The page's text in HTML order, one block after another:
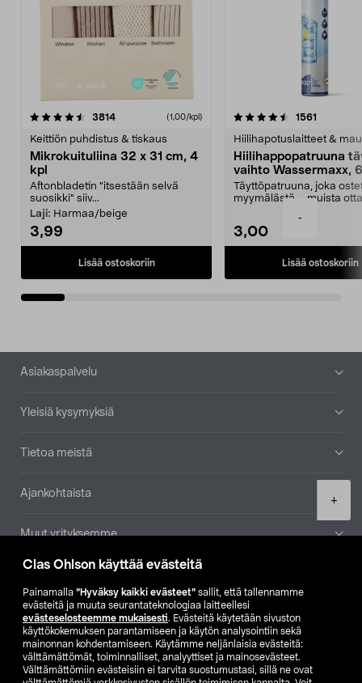
Clas Ohlson käyttää evästeitä
Painamalla ”Hyväksy kaikki evästeet” sallit, että tallennamme
evästeitä ja muuta seurantateknologiaa laitteellesi
evästeselosteemme mukaisesti. Evästeitä käytetään sivuston
käyttökokemuksen parantamiseen ja käytön analysointiin sekä
mainonnan kohdentamiseen. Käytämme neljänlaisia evästeitä:
välttämättömät, toiminnalliset, analyyttiset ja mainosevästeet.
Välttämättömiin evästeisiin ei tarvita suostumustasi, sillä ne ovat
-
+
3814arvostelut (1,00/kpl)
Keittiön puhdistus & tiskaus
Mikrokuituliina 32 x 31 cm, 4
kpl
Aftonbladetin "itsestään selvä
suosikki" siiv...
Laji: Harmaa/beige
3,99
Lisää ostoskoriin
4.5viidestä
1561
Hiilihapotuslaitteet &
Hiilihappopatruuna
vaihto Wassermaxx,
Täyttöpatruuna, joka
myymälästä – muista
3,00
Lisää ostoskoriin
4.5viidestä
Alatunniste
Asiakaspalvelu
Yleisiä kysymyksiä
Tietoa meistä
Ajankohtaista
Muut yrityksemme
Etsi myymälä
SE NO FI
FI SV